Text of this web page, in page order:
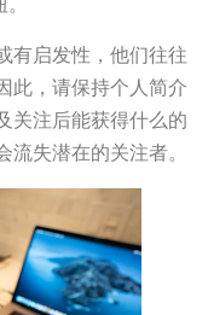
有启发性，他们往往
此，请保持个人简介
关注后能获得什么的
失潜在的关注者。